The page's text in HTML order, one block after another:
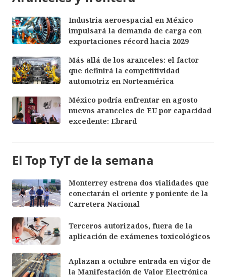
Industria aeroespacial en México
impulsará la demanda de carga con
exportaciones récord hacia 2029
Más allá de los aranceles: el factor
que definirá la competitividad
automotriz en Norteamérica
México podría enfrentar en agosto
nuevos aranceles de EU por capacidad
excedente: Ebrard
El Top TyT de la semana
Monterrey estrena dos vialidades que
conectarán el oriente y poniente de la
Carretera Nacional
Terceros autorizados, fuera de la
aplicación de exámenes toxicológicos
Aplazan a octubre entrada en vigor de
la Manifestación de Valor Electrónica